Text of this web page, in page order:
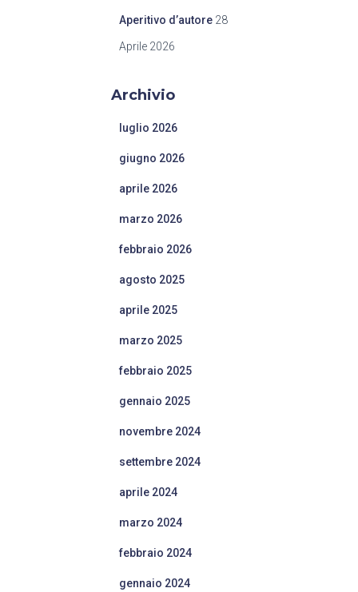
Aperitivo d’autore 28
Aprile 2026
Archivio
luglio 2026
giugno 2026
aprile 2026
marzo 2026
febbraio 2026
agosto 2025
aprile 2025
marzo 2025
febbraio 2025
gennaio 2025
novembre 2024
settembre 2024
aprile 2024
marzo 2024
febbraio 2024
gennaio 2024